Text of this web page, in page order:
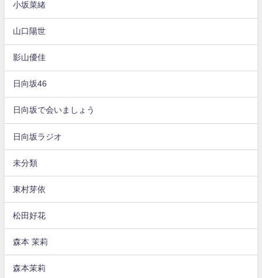
小坂菜緒
山口陽世
影山優佳
日向坂46
日向坂で会いましょう
日向坂ラジオ
未分類
東村芽依
松田好花
森本 茉莉
森本茉莉